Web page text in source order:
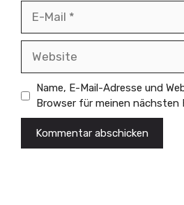
Mail
Name, E-Mail-Adresse und
Browser für meinen nächsten